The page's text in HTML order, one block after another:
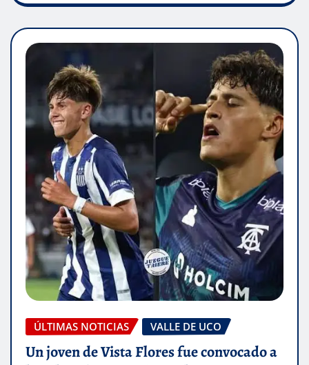
ÚLTIMAS NOTICIAS VALLE DE UCO
Un joven de Vista Flores fue convocado a